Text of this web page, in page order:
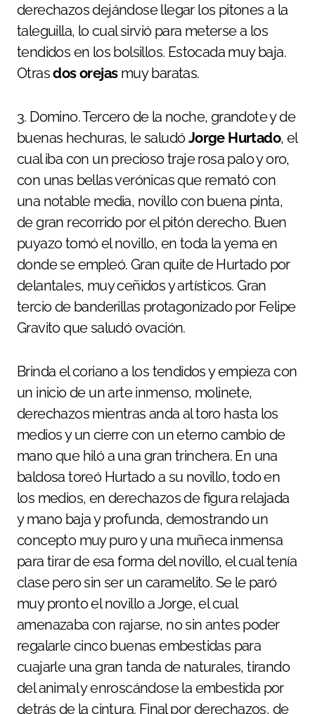
derechazos dejándose llegar los pitones a la
taleguilla, lo cual sirvió para meterse a los
tendidos en los bolsillos. Estocada muy baja.
Otrasdos orejasmuy baratas.
3. Domino. Tercero de la noche, grandote y de
buenas hechuras, le saludóJorge Hurtado, el
cual iba con un precioso traje rosa palo y oro,
con unas bellas verónicas que remató con
una notable media, novillo con buena pinta,
de gran recorrido por el pitón derecho. Buen
puyazo tomó el novillo, en toda la yema en
donde se empleó. Gran quite de Hurtado por
delantales, muy ceñidos y artísticos. Gran
tercio de banderillas protagonizado por Felipe
Gravito que saludó ovación.
Brinda el coriano a los tendidos y empieza con
un inicio de un arte inmenso, molinete,
derechazos mientras anda al toro hasta los
medios y un cierre con un eterno cambio de
mano que hiló a una gran trinchera. En una
baldosa toreó Hurtado a su novillo, todo en
los medios, en derechazos de figura relajada
y mano baja y profunda, demostrando un
concepto muy puro y una muñeca inmensa
para tirar de esa forma del novillo, el cual tenía
clase pero sin ser un caramelito. Se le paró
muy pronto el novillo a Jorge, el cual
amenazaba con rajarse, no sin antes poder
regalarle cinco buenas embestidas para
cuajarle una gran tanda de naturales, tirando
del animal y enroscándose la embestida por
detrás de la cintura. Final por derechazos, de